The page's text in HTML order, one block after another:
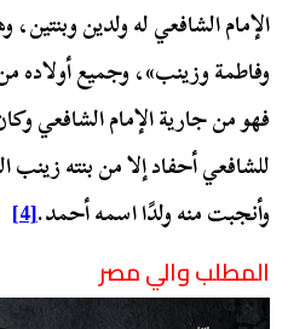
الإمام الشافعي له ولدين
وفاطمة وزينب»، وجميع أولاده
فهو من جارية الإمام الشافعي
للشافعي أحفاد إلا من بنته
وأنجبت منه ولدًا اسمه أحمد.[4]
المطلب والي مصر